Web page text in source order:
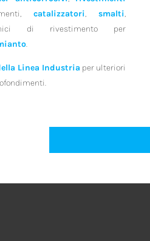
catalizzatori, smalti,
di rivestimento per
.
Linea Industria per ulteriori